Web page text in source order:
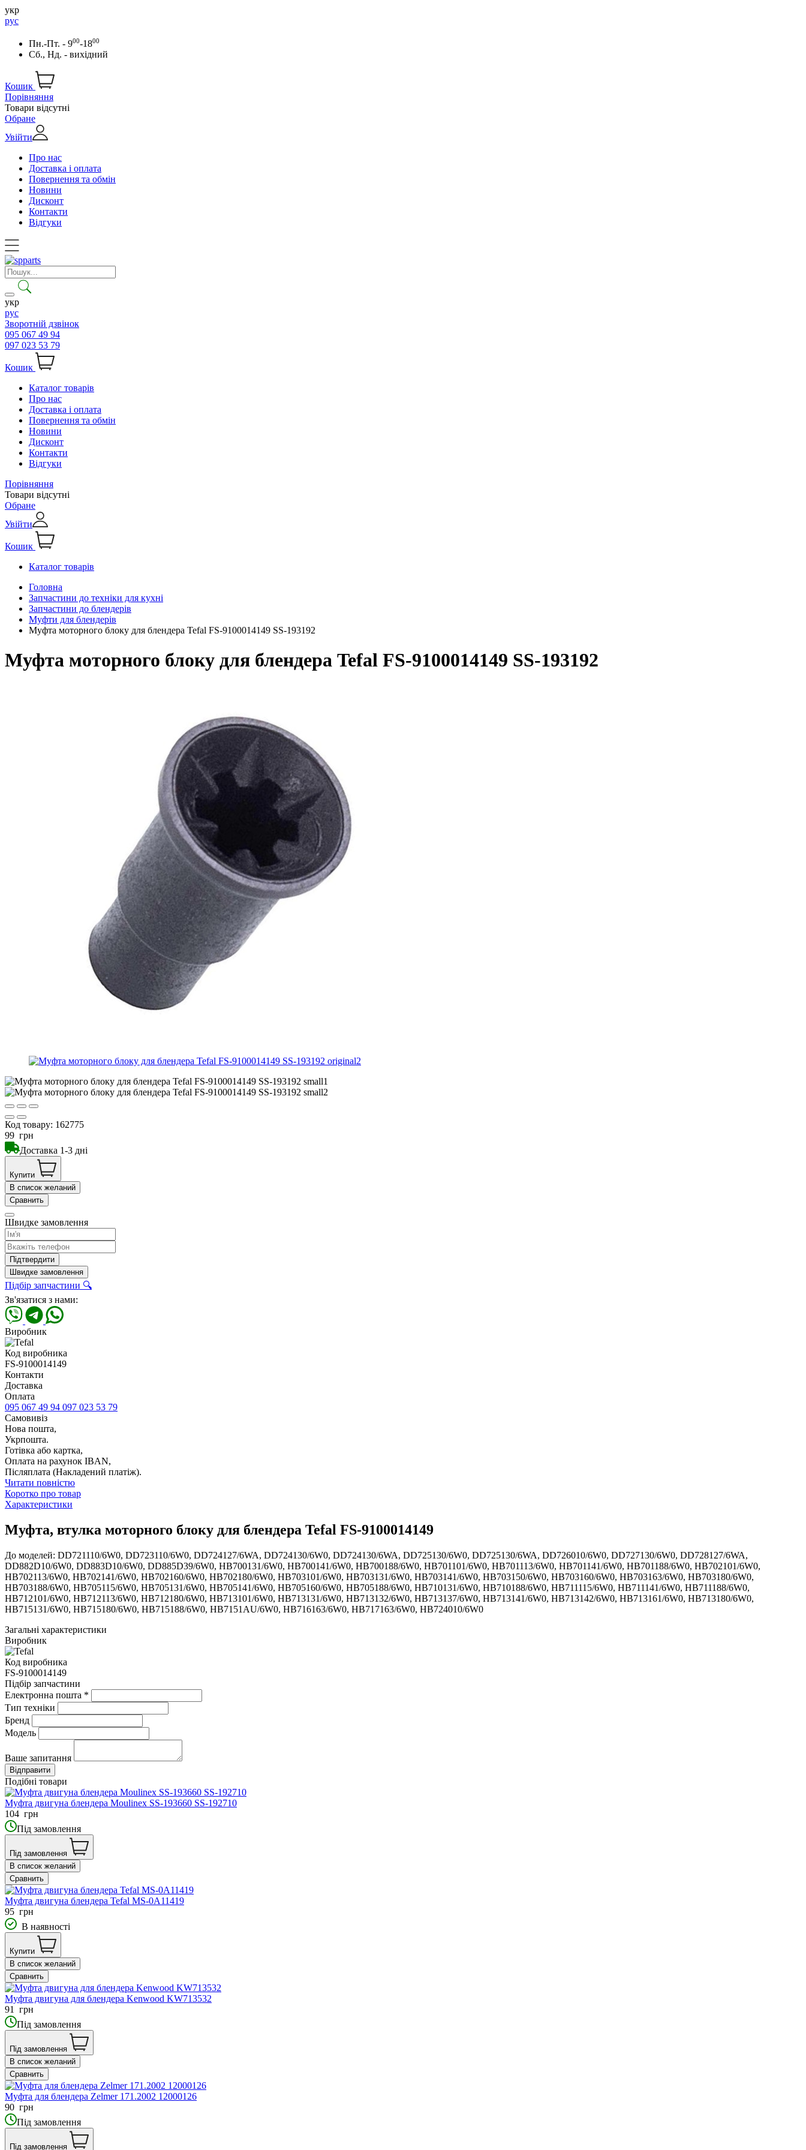
укр
рус
Пн.-Пт. - 900-1800
Сб., Нд. - вихідний
Кошик
Порівняння
Товари відсутні
Обране
Увійти
Про нас
Доставка і оплата
Повернення та обмін
Новини
Дисконт
Контакти
Відгуки
укр
рус
Зворотній дзвінок
095 067 49 94
097 023 53 79
Кошик
Каталог товарів
Про нас
Доставка і оплата
Повернення та обмін
Новини
Дисконт
Контакти
Відгуки
Порівняння
Товари відсутні
Обране
Увійти
Кошик
Каталог товарів
Головна
Запчастини до техніки для кухні
Запчастини до блендерів
Муфти для блендерів
Муфта моторного блоку для блендера Tefal FS-9100014149 SS-193192
Муфта моторного блоку для блендера Tefal FS-9100014149 SS-193192
Код товару: 162775
99 грн
Доставка 1-3 дні
Купити
В список желаний
Сравнить
Швидке замовлення
Підтвердити
Швидке замовлення
Підбір запчастини 🔍
Зв'язатися з нами:
Виробник
Код виробника
FS-9100014149
Контакти
Доставка
Оплата
095 067 49 94 097 023 53 79
Самовивіз
Нова пошта,
Укрпошта.
Готівка або картка,
Оплата на рахунок IBAN,
Післяплата (Накладений платіж).
Читати повністю
Коротко про товар
Характеристики
Муфта, втулка моторного блоку для блендера Tefal FS-9100014149
До моделей: DD721110/6W0, DD723110/6W0, DD724127/6WA, DD724130/6W0, DD724130/6WA, DD725130/6W0, DD725130/6WA, DD726010/6W0, DD727130/6W0, DD728127/6WA,
DD882D10/6W0, DD883D10/6W0, DD885D39/6W0, HB700131/6W0, HB700141/6W0, HB700188/6W0, HB701101/6W0, HB701113/6W0, HB701141/6W0, HB701188/6W0, HB702101/6W0,
HB702113/6W0, HB702141/6W0, HB702160/6W0, HB702180/6W0, HB703101/6W0, HB703131/6W0, HB703141/6W0, HB703150/6W0, HB703160/6W0, HB703163/6W0, HB703180/6W0,
HB703188/6W0, HB705115/6W0, HB705131/6W0, HB705141/6W0, HB705160/6W0, HB705188/6W0, HB710131/6W0, HB710188/6W0, HB711115/6W0, HB711141/6W0, HB711188/6W0,
HB712101/6W0, HB712113/6W0, HB712180/6W0, HB713101/6W0, HB713131/6W0, HB713132/6W0, HB713137/6W0, HB713141/6W0, HB713142/6W0, HB713161/6W0, HB713180/6W0,
HB715131/6W0, HB715180/6W0, HB715188/6W0, HB7151AU/6W0, HB716163/6W0, HB717163/6W0, HB724010/6W0
Загальні характеристики
Виробник
Код виробника
FS-9100014149
Підбір запчастини
Електронна пошта *
Тип техніки
Бренд
Модель
Ваше запитання
Подібні товари
Муфта двигуна блендера Moulinex SS-193660 SS-192710
104 грн
Під замовлення
Під замовлення
В список желаний
Сравнить
Муфта двигуна блендера Tefal MS-0A11419
95 грн
В наявності
Купити
В список желаний
Сравнить
Муфта двигуна для блендера Kenwood KW713532
91
грн
Під замовлення
Під замовлення
В список желаний
Сравнить
Муфта для блендера Zelmer 171.2002 12000126
90 грн
Під замовлення
Під замовлення